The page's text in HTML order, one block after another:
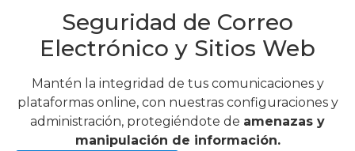
Seguridad de Correo
Electrónico y Sitios Web
Mantén la integridad de tus comunicaciones y
plataformas online, con nuestras configuraciones y
administración, protegiéndote de amenazas y
manipulación de información.